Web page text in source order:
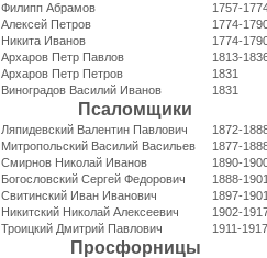
Филипп Абрамов
1757-
Алексей Петров
1774-
Никита Иванов
1774-
Архаров Петр Павлов
1813-
Архаров Петр Петров
1831
Виноградов Василий Иванов
1831
Псаломщики
Ляпидевский Валентин Павлович
1872-
Митропольский Василий Васильев
1877-
Смирнов Николай Иванов
1890-
Богословский Сергей Федорович
1888-
Свитинский Иван Иванович
1897-
Никитский Николай Алексеевич
1902-
Троицкий Дмитрий Павлович
1911-1917
Просфорницы